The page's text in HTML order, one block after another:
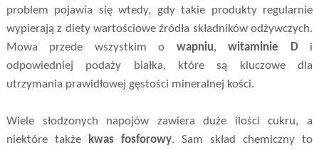
problem pojawia się wtedy, gdy takie produkty regularnie
wypierają z diety wartościowe źródła składników odżywczych.
Mowa przede wszystkim o wapniu,witaminie Di
odpowiedniej podaży białka, które są kluczowe dla
utrzymania prawidłowej gęstości mineralnej kości.
Wiele słodzonych napojów zawiera duże ilości cukru, a
niektóre także
kwas fosforowy. Sam skład chemiczny to